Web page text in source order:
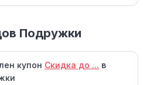
Подружки
купон Скидка до ... в